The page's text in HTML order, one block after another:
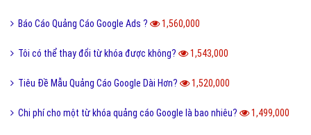
Báo Cáo Quảng Cáo Google Ads ? 1,560,000
Tôi có thể thay đổi từ khóa được không? 1,543,000
Tiêu Đề Mẫu Quảng Cáo Google Dài Hơn? 1,520,000
Chi phí cho một từ khóa quảng cáo Google là bao nhiêu? 1,499,000